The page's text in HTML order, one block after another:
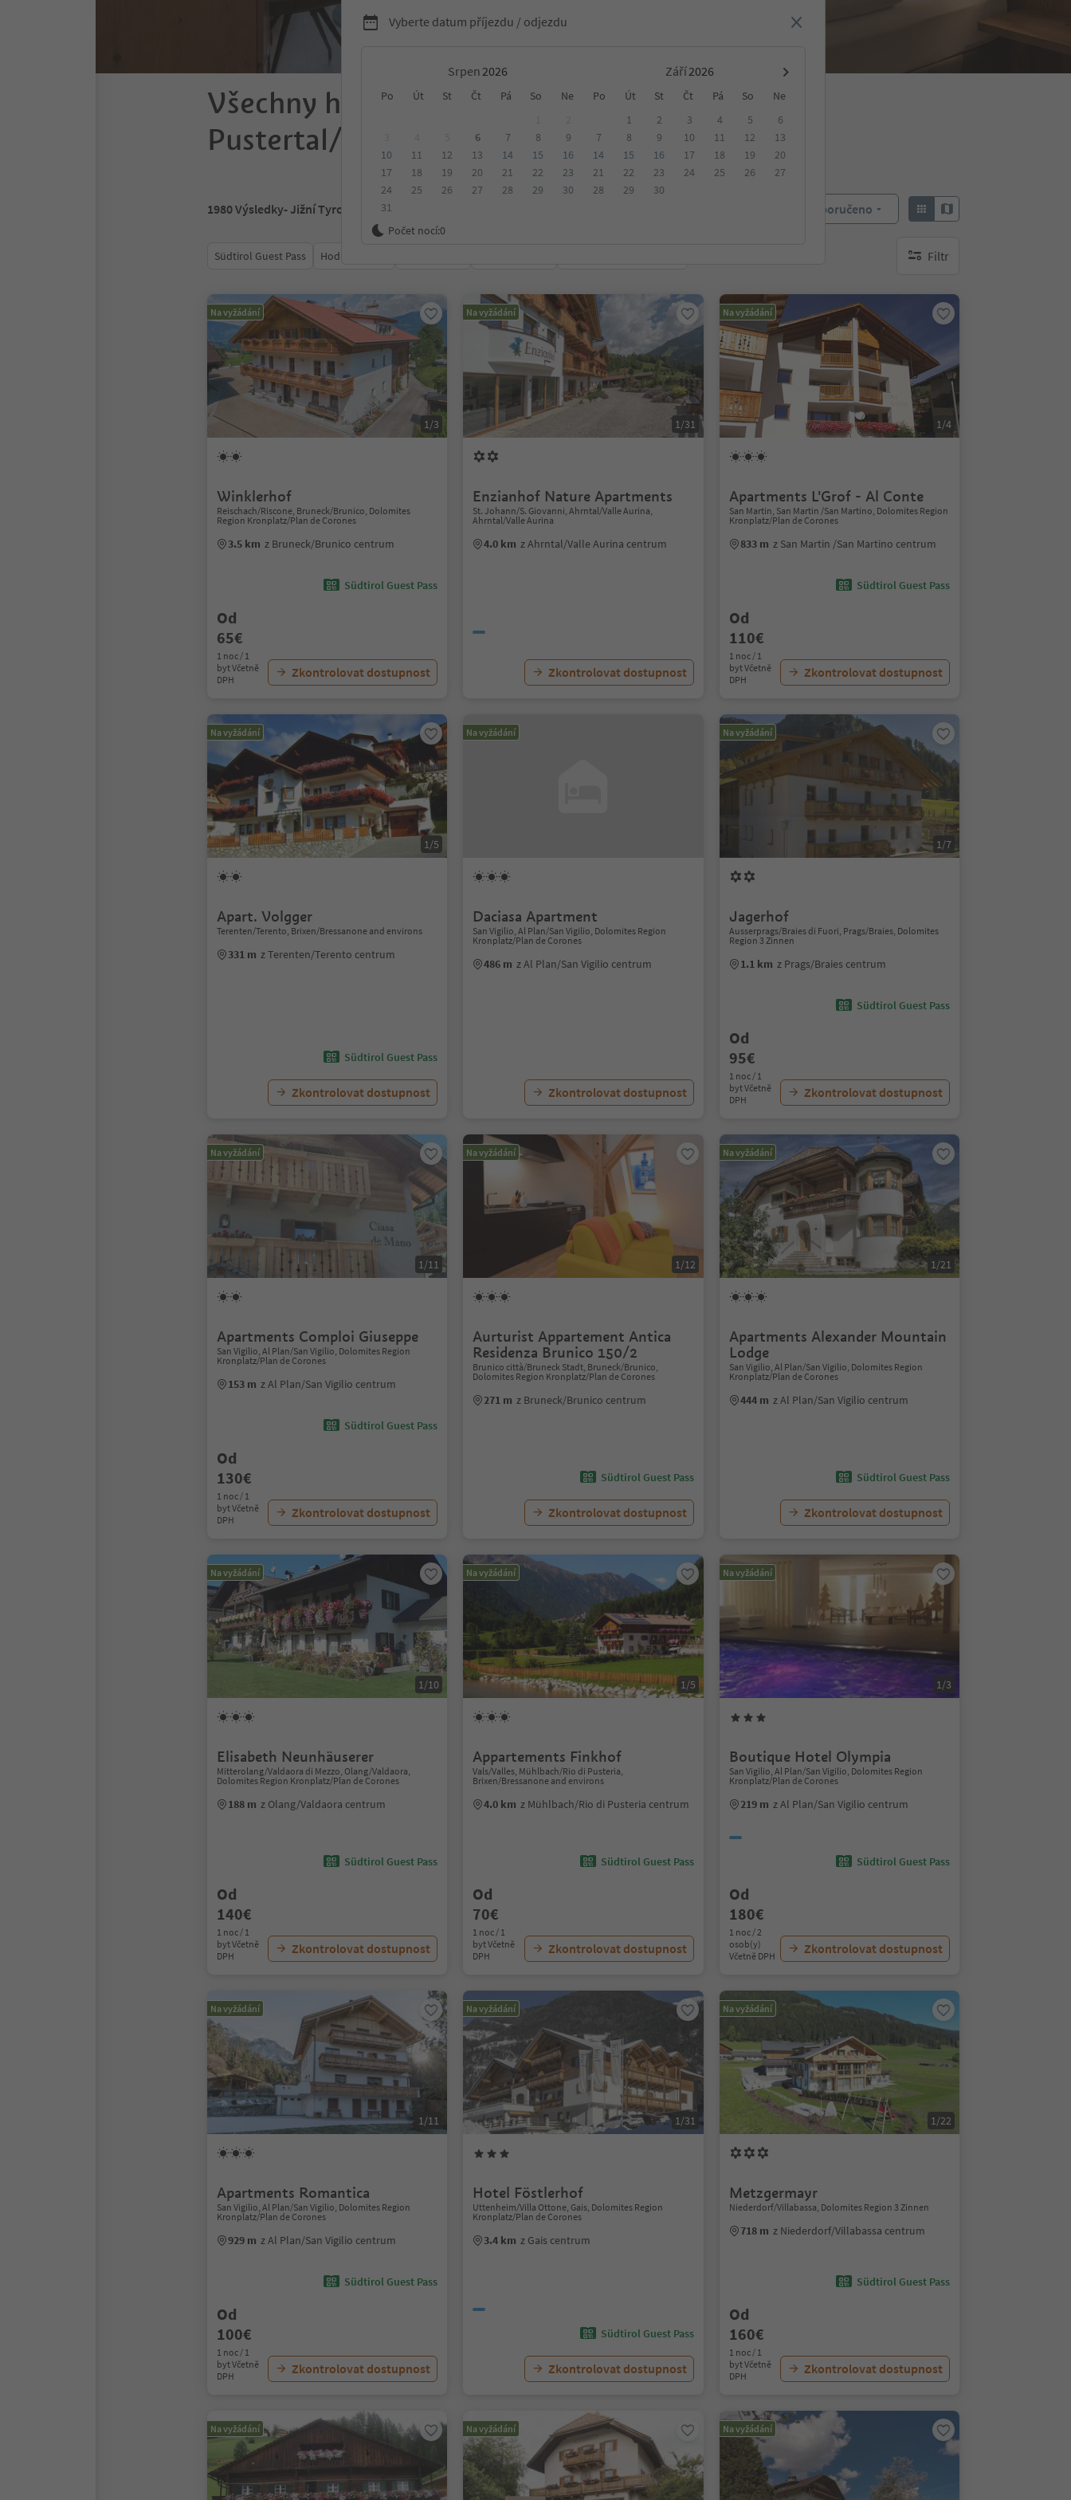
Vyberte datum příjezdu / odjezdu
Srpen Září
Po Út St Čt Pá So Ne Po Út St Čt Pá So
Ne
6 7 8
9
10
11 12 13 14 15
16
17
18 19 20 21 22
23
24
25 26 27 28 29
30
31
1 2 3 4 5
6
7
8 9 10 11 12
13
14
15 16 17 18 19
20
21
22 23 24 25 26
27
28
29 30
Počet nocí:0
Všechny hotely a penziony v
Pustertal/Val Pusteria
1980Výsledky- Jižní Tyrolsko Doporučeno
Südtirol Guest Pass Hodnocení Filtr
brak aktywnych filtrów
Na vyžádání
1/3
Winklerhof
Reischach/Riscone, Bruneck/Brunico, Dolomites
Region Kronplatz/Plan de Corones
3.5 km z Bruneck/Brunico centrum
Südtirol Guest Pass
Od
65€
1 noc / 1
byt Včetně
DPH
Zkontrolovat dostupnost
Na vyžádání
1/31
Enzianhof Nature Apartments
St. Johann/S. Giovanni, Ahrntal/Valle Aurina,
Ahrntal/Valle Aurina
4.0 km z Ahrntal/Valle Aurina centrum
Zkontrolovat dostupnost
Na vyžádání
1/4
Apartments L'Grof - Al Conte
San Martin, San Martin /San Martino, Dolomites Region
Kronplatz/Plan de Corones
833 m z San Martin /San Martino centrum
Südtirol Guest Pass
Od
110€
1 noc / 1
byt Včetně
DPH
Zkontrolovat dostupnost
Na vyžádání
1/5
Apart. Volgger
Terenten/Terento, Brixen/Bressanone and environs
331 m z Terenten/Terento centrum
Südtirol Guest Pass
Zkontrolovat dostupnost
Na vyžádání
Daciasa Apartment
San Vigilio, Al Plan/San Vigilio, Dolomites Region
Kronplatz/Plan de Corones
486 m z Al Plan/San Vigilio centrum
Zkontrolovat dostupnost
Na vyžádání
1/7
Jagerhof
Ausserprags/Braies di Fuori, Prags/Braies, Dolomites
Region 3 Zinnen
1.1 km z Prags/Braies centrum
Südtirol Guest Pass
Od
95€
1 noc / 1
byt Včetně
DPH
Zkontrolovat dostupnost
Na vyžádání
1/11
Apartments Comploi Giuseppe
San Vigilio, Al Plan/San Vigilio, Dolomites Region
Kronplatz/Plan de Corones
153 m z Al Plan/San Vigilio centrum
Südtirol Guest Pass
Od
130€
1 noc / 1
byt Včetně
DPH
Zkontrolovat dostupnost
Na vyžádání
1/12
Aurturist Appartement Antica
Residenza Brunico 150/2
Brunico città/Bruneck Stadt, Bruneck/Brunico,
Dolomites Region Kronplatz/Plan de Corones
271 m z Bruneck/Brunico centrum
Südtirol Guest Pass
Zkontrolovat dostupnost
Na vyžádání
1/21
Apartments Alexander Mountain
Lodge
San Vigilio, Al Plan/San Vigilio, Dolomites Region
Kronplatz/Plan de Corones
444 m z Al Plan/San Vigilio centrum
Südtirol Guest Pass
Zkontrolovat dostupnost
Na vyžádání
1/10
Elisabeth Neunhäuserer
Mitterolang/Valdaora di Mezzo, Olang/Valdaora,
Dolomites Region Kronplatz/Plan de Corones
188 m z Olang/Valdaora centrum
Südtirol Guest Pass
Od
140€
1 noc / 1
byt Včetně
DPH
Zkontrolovat dostupnost
Na vyžádání
1/5
Appartements Finkhof
Vals/Valles, Mühlbach/Rio di Pusteria,
Brixen/Bressanone and environs
4.0 km z Mühlbach/Rio di Pusteria centrum
Südtirol Guest Pass
Od
70€
1 noc / 1
byt Včetně
DPH
Zkontrolovat dostupnost
Na vyžádání
1/3
Boutique Hotel Olympia
San Vigilio, Al Plan/San Vigilio, Dolomites Region
Kronplatz/Plan de Corones
219 m z Al Plan/San Vigilio centrum
Südtirol Guest Pass
Od
180€
1 noc / 2
osob(y)
Včetně DPH
Zkontrolovat dostupnost
Na vyžádání
1/11
Apartments Romantica
San Vigilio, Al Plan/San Vigilio, Dolomites Region
Kronplatz/Plan de Corones
929 m z Al Plan/San Vigilio centrum
Südtirol Guest Pass
Od
100€
1 noc / 1
byt Včetně
DPH
Zkontrolovat dostupnost
Na vyžádání
1/31
Hotel Föstlerhof
Uttenheim/Villa Ottone, Gais, Dolomites Region
Kronplatz/Plan de Corones
3.4 km z Gais centrum
Südtirol Guest Pass
Zkontrolovat dostupnost
Na vyžádání
1/22
Metzgermayr
Niederdorf/Villabassa, Dolomites Region 3 Zinnen
718 m z Niederdorf/Villabassa centrum
Südtirol Guest Pass
Od
160€
1 noc / 1
byt Včetně
DPH
Zkontrolovat dostupnost
Na vyžádání Na vyžádání Na vyžádání